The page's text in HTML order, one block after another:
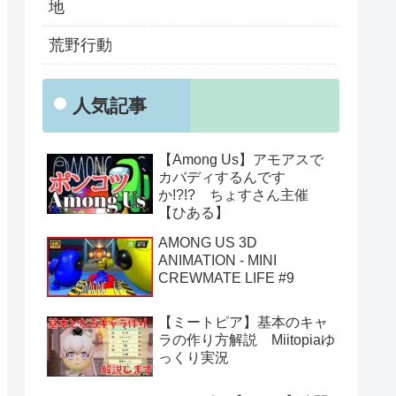
地
荒野行動
人気記事
【Among Us】アモアスで
カバディするんです
か!?!? ちょすさん主催
【ひある】
AMONG US 3D
ANIMATION - MINI
CREWMATE LIFE #9
【ミートピア】基本のキャ
ラの作り方解説 Miitopiaゆ
っくり実況